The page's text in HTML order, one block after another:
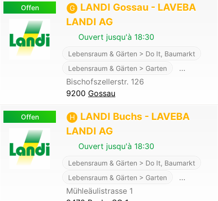
Offen G
LANDI Gossau - LAVEBA
LANDI AG
Ouvert jusqu'à 18:30
Lebensraum & Gärten > Do It, Baumarkt
Lebensraum & Gärten > Garten
…
Bischofszellerstr. 126
9200 Gossau
Offen H
LANDI Buchs - LAVEBA
LANDI AG
Ouvert jusqu'à 18:30
Lebensraum & Gärten > Do It, Baumarkt
Lebensraum & Gärten > Garten
…
Mühleäulistrasse 1